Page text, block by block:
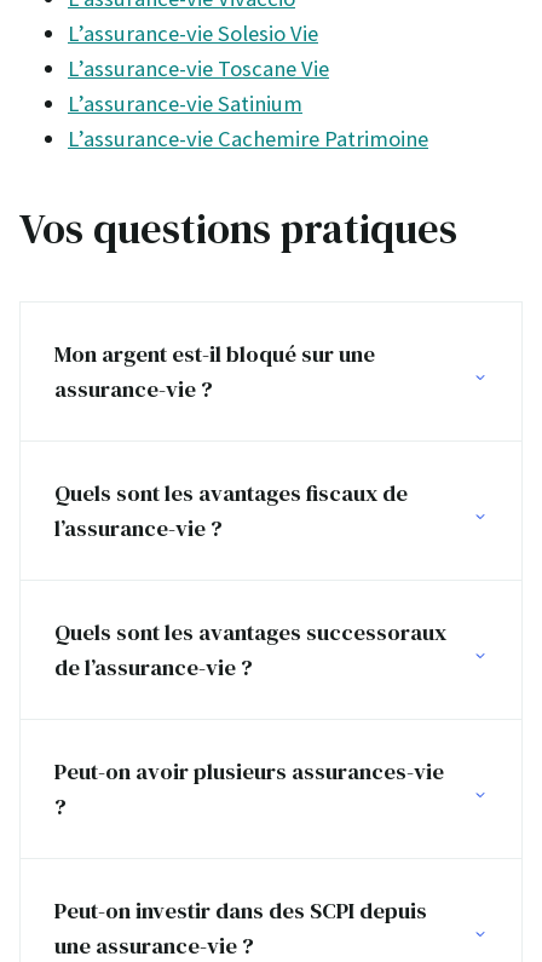
L’assurance-vie Solesio Vie
L’assurance-vie Toscane Vie
L’assurance-vie Satinium
L’assurance-vie Cachemire Patrimoine
Vos questions pratiques
Mon argent est-il bloqué sur une
assurance-vie ?
Quels sont les avantages fiscaux de
l’assurance-vie ?
Quels sont les avantages successoraux
de l’assurance-vie ?
Peut-on avoir plusieurs assurances-vie
?
Peut-on investir dans des SCPI depuis
une assurance-vie ?